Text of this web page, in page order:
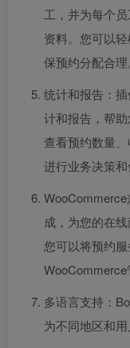
工，并为每个
资料。您可以
保预约分配合理
统计和报告：
计和报告，帮
查看预约数量
进行业务决策和
成，为您的在
您可以将预约
WooCommerce
多语言支持：
为不同地区和用